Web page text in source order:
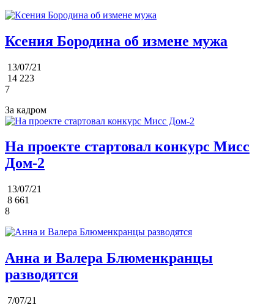
Ксения Бородина об измене мужа
13/07/21
14 223
7
За кадром
На проекте стартовал конкурс Мисс
Дом-2
13/07/21
8 661
8
Анна и Валера Блюменкранцы
разводятся
7/07/21